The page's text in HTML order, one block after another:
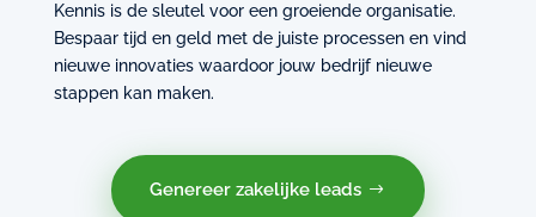
Kennis is de sleutel voor een groeiende organisatie.
Bespaar tijd en geld met de juiste processen en vind
nieuwe innovaties waardoor jouw bedrijf nieuwe
stappen kan maken.
Genereer zakelijke leads